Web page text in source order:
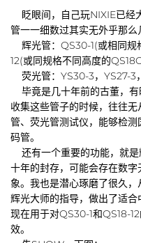
眨眼间，自己玩NIXIE已经
管一一细数过其实无外乎那么
辉光管：QS30-1(或相同规
12(或同规格不同高度的
荧光管：YS30-3，YS27-3
毕竟是几十年前的古董，有
收集这些管子的时候，往往
管、荧光管测试仪，能够检
码管。
还有一个重要的功能，就是
十年的封存，可能会存在数
象。我也是潜心琢磨了很久
辉光大师的指导，做出了适合
现在用于对QS30-1和QS18-
效。